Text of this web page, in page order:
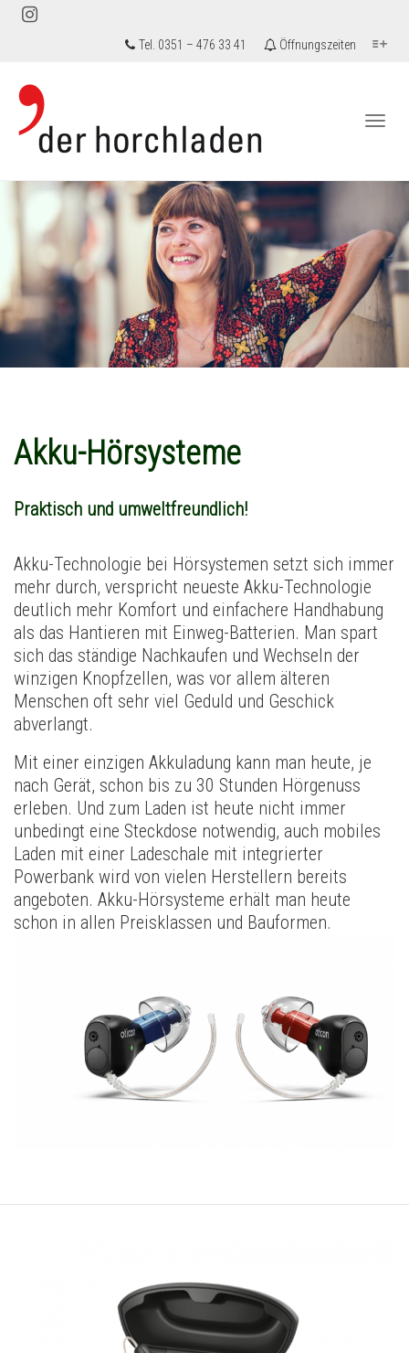
Tel. 0351 – 476 33 41 Öffnungszeiten
Akku-Hörsysteme
Praktisch und umweltfreundlich!
Akku-Technologie bei Hörsystemen setzt sich immer
mehr durch, verspricht neueste Akku-Technologie
deutlich mehr Komfort und einfachere Handhabung
als das Hantieren mit Einweg-Batterien. Man spart
sich das ständige Nachkaufen und Wechseln der
winzigen Knopfzellen, was vor allem älteren
Menschen oft sehr viel Geduld und Geschick
abverlangt.
Mit einer einzigen Akkuladung kann man heute, je
nach Gerät, schon bis zu 30 Stunden Hörgenuss
erleben. Und zum Laden ist heute nicht immer
unbedingt eine Steckdose notwendig, auch mobiles
Laden mit einer Ladeschale mit integrierter
Powerbank wird von vielen Herstellern bereits
angeboten. Akku-Hörsysteme erhält man heute
schon in allen Preisklassen und Bauformen.